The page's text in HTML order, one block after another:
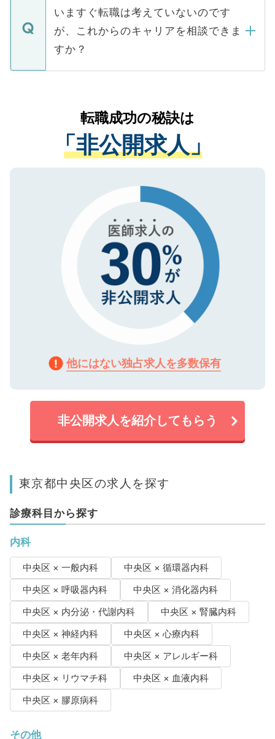
に、医療機関が求める条件に合った人材の
みを人材紹介会社に依頼するケースが増え
ています。
の辞退の連絡はキャリアパートナーが行い
で、ご安心ください。当サイトからの登録
などで収集したご登録者様の個人情報は、
ご本人のキャリアアップおよび転職活動の
支援を目的に使用いたします。お預かりし
ているすべての個人データはご本人の許可
は、個人情報の取り扱いについての厳密な
管理基準を満たした事業者のみに付与され
る、プライバシーマークを取得済みです。
で、機密保持に関してもご安心ください。
いますぐ転職は考えていないのです
が、これからのキャリアを相談できま
すか？
かがいして、現在の医療機関の状況や紹介
経験をまじえながら、適切なアドバイスを
させていただきます。すぐにご転職をされ
ない方には、長期的なサポートが可能です
ので、まずはご登録ください。
転職成功の秘訣は
「非公開求人」
他にはない独占求人を多数保有
非公開求人を紹介してもらう
東京都中央区の求人を探す
診療科目から探す
内科
中央区 × 一般内科
中央区 × 循環器内科
中央区 × 呼吸器内科
中央区 × 消化器内科
中央区 × 内分泌・代謝内科
中央区 × 腎臓内科
中央区 × 神経内科
中央区 × 心療内科
中央区 × 老年内科
中央区 × アレルギー科
中央区 × リウマチ科
中央区 × 血液内科
中央区 × 膠原病科
その他